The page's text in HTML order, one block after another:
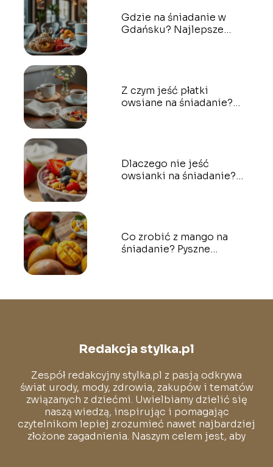
Gdzie na śniadanie w
Gdańsku? Najlepsze
Z czym jeść płatki
owsiane na śniadanie?
Dlaczego nie jeść
owsianki na śniadanie?
Co zrobić z mango na
śniadanie? Pyszne
Redakcja stylka.pl
Zespół redakcyjny stylka.pl z pasją odkrywa
świat urody, mody, zdrowia, zakupów i tematów
związanych z dziećmi. Uwielbiamy dzielić się
naszą wiedzą, inspirując i pomagając
czytelnikom lepiej zrozumieć nawet najbardziej
złożone zagadnienia. Naszym celem jest, aby